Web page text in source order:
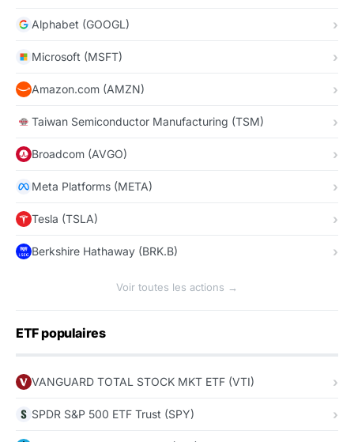
Alphabet (GOOGL)
Microsoft (MSFT)
Amazon.com (AMZN)
Taiwan Semiconductor Manufacturing (TSM)
Broadcom (AVGO)
Meta Platforms (META)
Tesla (TSLA)
Berkshire Hathaway (BRK.B)
Voir toutes les actions →
ETF populaires
VANGUARD TOTAL STOCK MKT ETF (VTI)
SPDR S&P 500 ETF Trust (SPY)